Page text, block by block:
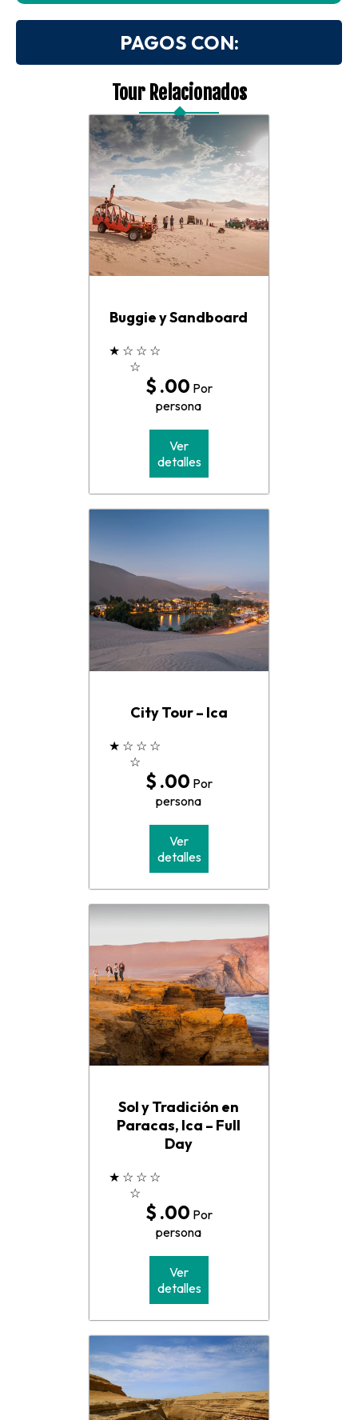
PAGOS CON:
Tour Relacionados
Buggie y Sandboard
★ ☆ ☆ ☆
☆
$ .00 Por
persona
Ver
detalles
City Tour – Ica
★ ☆ ☆ ☆
☆
$ .00 Por
persona
Ver
detalles
Sol y Tradición en
Paracas, Ica – Full
Day
★ ☆ ☆ ☆
☆
$ .00 Por
persona
Ver
detalles